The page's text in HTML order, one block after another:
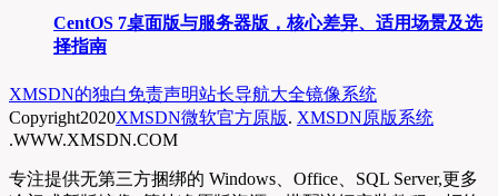
CentOS 7桌面版与服务器版，核心差异、适用场景及选
择指南
XMSDN的独白免责声明站长导航大全镜像系统
Copyright2020XMSDN微软官方原版. XMSDN原版系统
.WWW.XMSDN.COM
专注提供无第三方捆绑的 Windows、Office、SQL Server,更多